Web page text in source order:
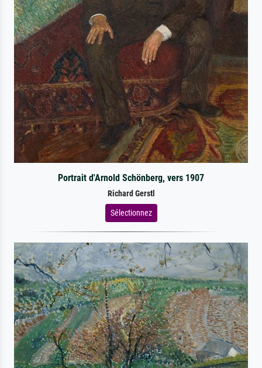
Portrait d'Arnold Schönberg, vers 1907
Richard Gerstl
Sélectionnez